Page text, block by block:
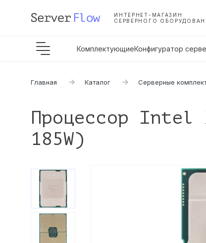
ИНТЕРНЕТ-МАГАЗИН
СЕРВЕРНОГО
КомплектующиеКонфигуратор
Главная Каталог Серверные
Процессор Intel
185W)